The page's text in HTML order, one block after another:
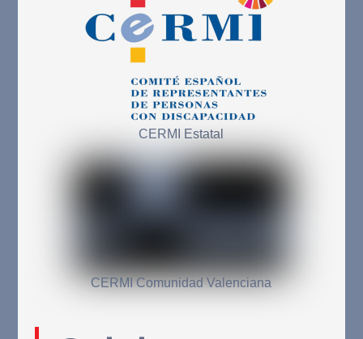
CERMI Estatal
CERMI Comunidad Valenciana